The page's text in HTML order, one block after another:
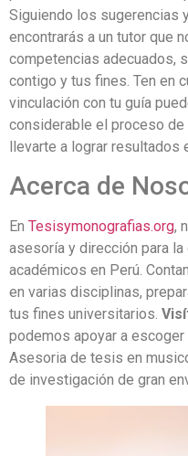
Siguiendo los sugerencias
encontrarás a un tutor que
competencias adecuados,
contigo y tus fines. Ten en
vinculación con tu guía
considerable el proceso
llevarte a lograr resultados
Acerca de
En Tesisymonografias.org,
asesoría y dirección para
académicos en Perú.
en varias disciplinas,
tus fines universitarios.
podemos apoyar a
Asesoria de tesis en
de investigación de gran